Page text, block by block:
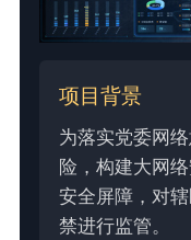
项目背景
为落实党委网
险，构建大网
安全屏障，对
禁进行监管。